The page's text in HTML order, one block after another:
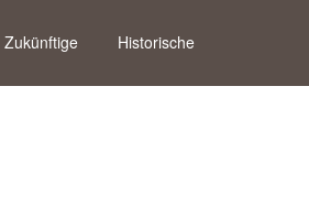
Zukünftige Historische